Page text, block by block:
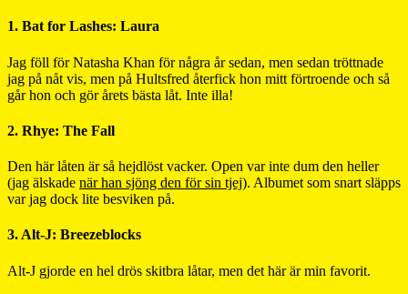
1. Bat for Lashes: Laura
Jag föll för Natasha Khan för några år sedan, men sedan tröttnade
jag på nåt vis, men på Hultsfred återfick hon mitt förtroende och så
går hon och gör årets bästa låt. Inte illa!
2. Rhye: The Fall
Den här låten är så hejdlöst vacker. Open var inte dum den heller
(jag älskade när han sjöng den för sin tjej). Albumet som snart släpps
var jag dock lite besviken på.
3. Alt-J: Breezeblocks
Alt-J gjorde en hel drös skitbra låtar, men det här är min favorit.